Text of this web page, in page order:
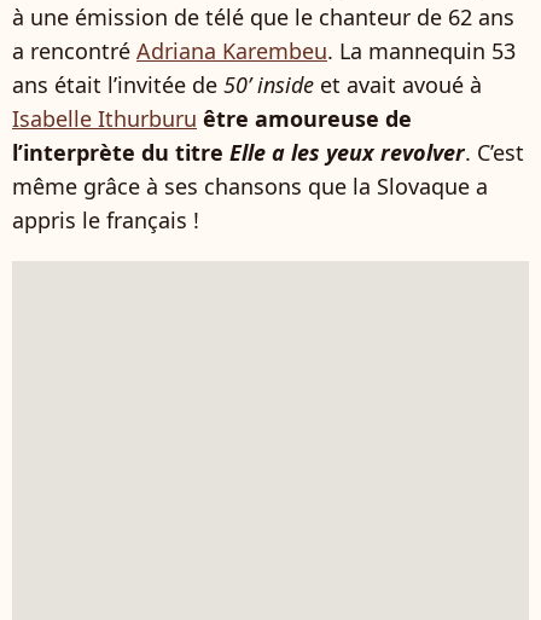
à une émission de télé que le chanteur de 62 ans
a rencontré Adriana Karembeu. La mannequin 53
ans était l’invitée de 50’ inside et avait avoué à
Isabelle Ithurburu être amoureuse de
l’interprète du titre Elle a les yeux revolver. C’est
même grâce à ses chansons que la Slovaque a
appris le français !